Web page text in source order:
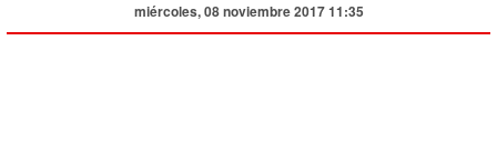
miércoles, 08 noviembre 2017 11:35